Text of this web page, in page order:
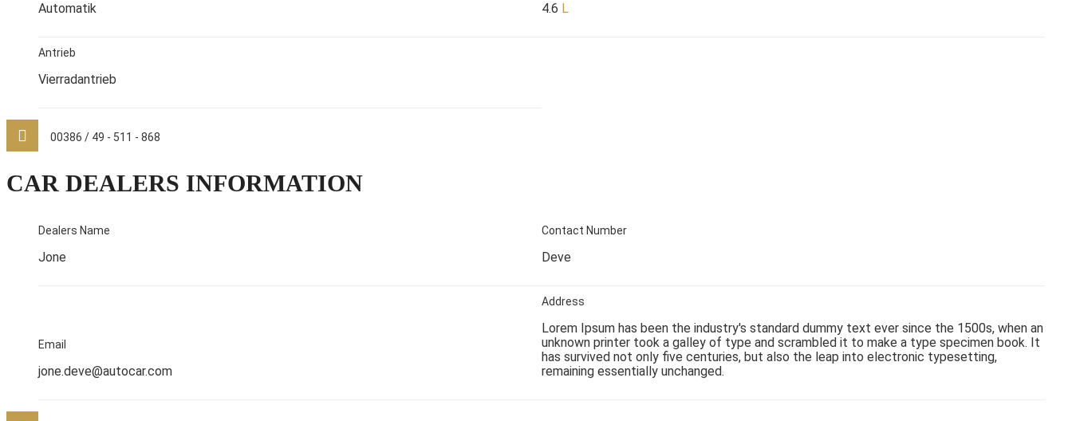
Automatik 4.6 L
Antrieb
Vierradantrieb
00386 / 49 - 511 - 868
CAR DEALERS INFORMATION
Dealers Name
Jone
Contact Number
Deve
Email
jone.deve@autocar.com
Address
Lorem Ipsum has been the industry's standard dummy text ever since the 1500s, when an
unknown printer took a galley of type and scrambled it to make a type specimen book. It
has survived not only five centuries, but also the leap into electronic typesetting,
remaining essentially unchanged.